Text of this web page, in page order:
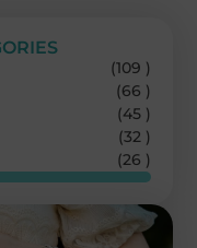
(109 )
(66 )
(45 )
(32 )
(26 )